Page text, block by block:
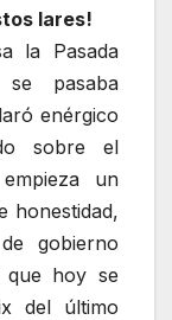
lares!
la Pasada
se pasaba
enérgico
sobre el
un
honestidad,
gobierno
que hoy se
del último